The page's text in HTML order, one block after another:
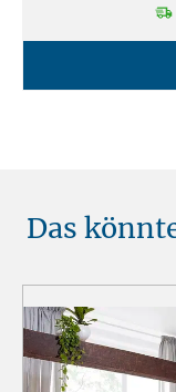
Das